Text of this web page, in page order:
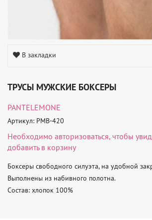
В закладки
ТРУСЫ МУЖСКИЕ БОКСЕРЫ
PANTELEMONE
Артикул: PMB-420
Необходимо авторизоваться, чтобы
добавить в корзину
Боксеры свободного силуэта, на удобной
Выполнены из набивного полотна.
Состав: хлопок 100%